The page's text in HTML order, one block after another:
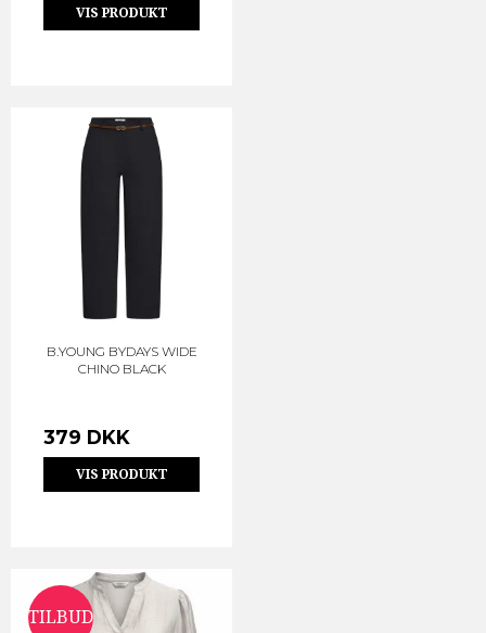
VIS PRODUKT
B.YOUNG BYDAYS WIDE
CHINO BLACK
379 DKK
VIS PRODUKT
TILBUD